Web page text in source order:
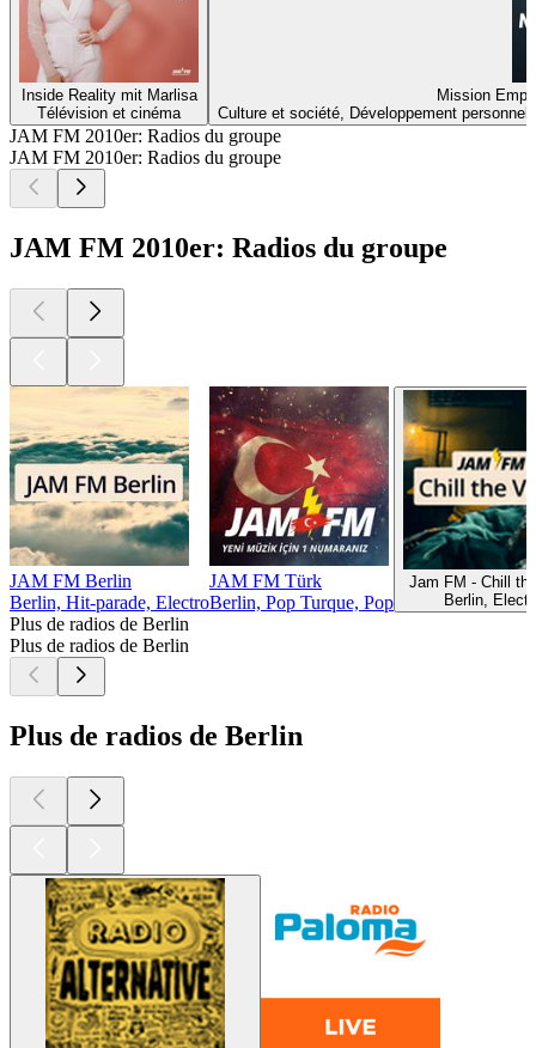
Inside Reality mit Marlisa
Télévision et cinéma
Mission
Culture et société, Développement
JAM FM 2010er: Radios du groupe
JAM FM 2010er: Radios du groupe
JAM FM 2010er: Radios du groupe
JAM FM Berlin
Berlin, Hit-parade, Electro
JAM FM Türk
Berlin, Pop Turque, Pop
Jam FM - Chill
Berlin,
Plus de radios de Berlin
Plus de radios de Berlin
Plus de radios de Berlin